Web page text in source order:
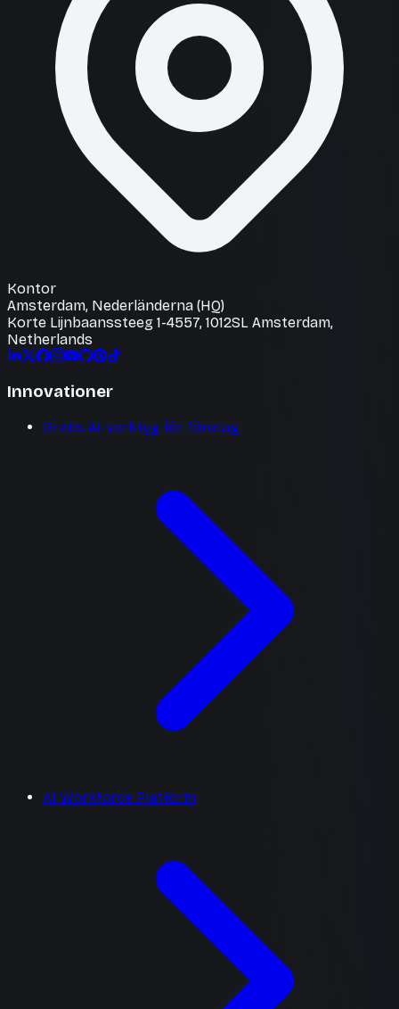
Kontor
Amsterdam, Nederländerna (HQ)
Korte Lijnbaanssteeg 1-4557, 1012SL Amsterdam,
Netherlands
Innovationer
Gratis AI-verktyg för företag
AI Workforce Platform